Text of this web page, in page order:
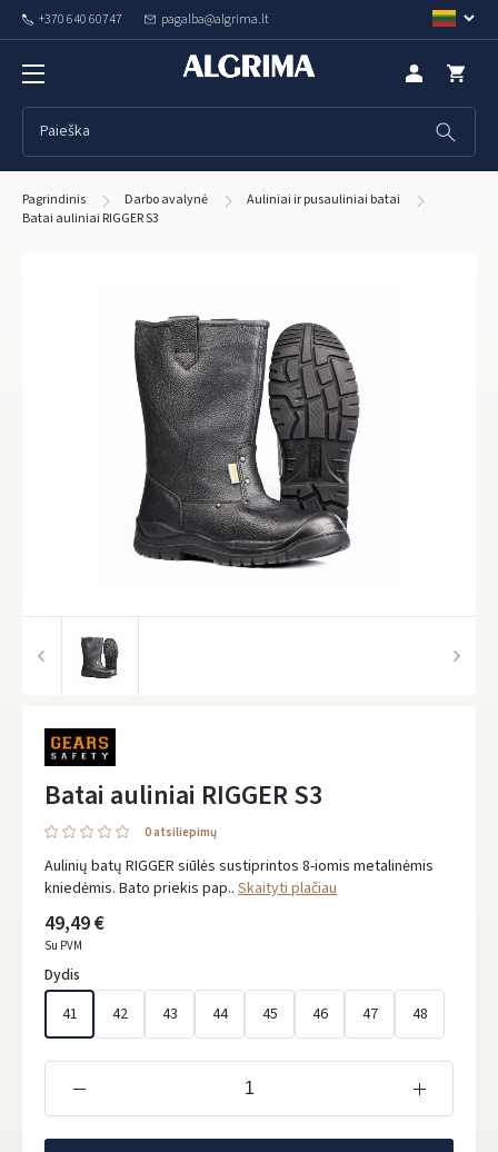
+370 640 60747 pagalba@algrima.lt
Pagrindinis Darbo avalynė
Auliniai ir pusauliniai batai
Batai auliniai RIGGER S3
Batai auliniai RIGGER S3
0 atsiliepimų
Aulinių batų RIGGER siūlės sustiprintos 8-iomis metalinėmis
kniedėmis. Bato priekis pap.. Skaityti plačiau
49,49 €
Su PVM
Dydis
41
42 43 44 45 46 47 48